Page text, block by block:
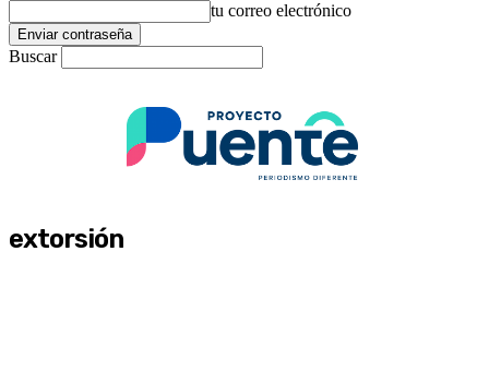
tu correo electrónico
Buscar
extorsión